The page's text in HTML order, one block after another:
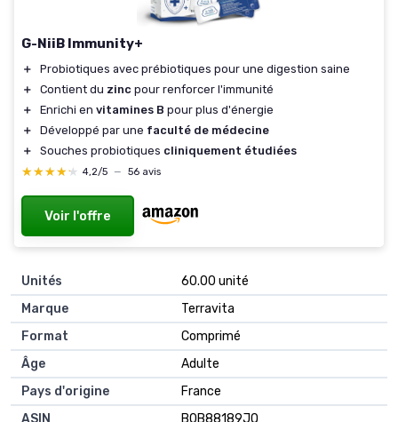
G-NiiB Immunity+
＋
Probiotiques avec prébiotiques pour une digestion saine
＋
Contient du zinc pour renforcer l'immunité
＋
Enrichi en vitamines B pour plus d'énergie
＋
Développé par une faculté de médecine
＋
Souches probiotiques cliniquement étudiées
★★★★★
★★★★★ 4,2/5 — 56 avis
Voir l'offre
Unités
‎60.00 unité
Marque
‎Terravita
Format
‎Comprimé
Âge
‎Adulte
Pays d'origine
‎France